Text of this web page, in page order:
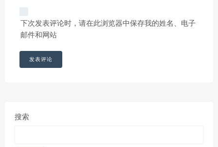
下次发表评论时，请在此浏览器中保存我的姓名、电子
邮件和网站
搜索